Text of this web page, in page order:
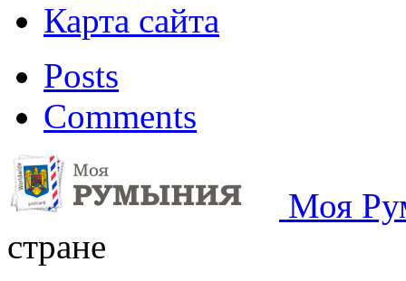
Карта сайта
Posts
Comments
Моя
стране